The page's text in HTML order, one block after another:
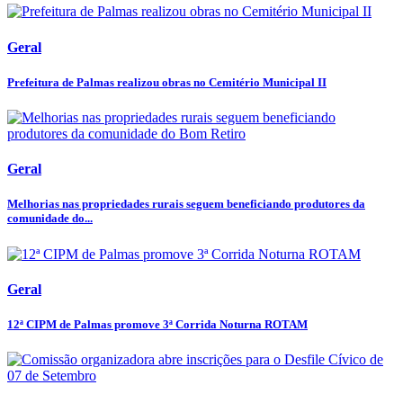
Geral
Prefeitura de Palmas realizou obras no Cemitério Municipal II
Geral
Melhorias nas propriedades rurais seguem beneficiando produtores da
comunidade do...
Geral
12ª CIPM de Palmas promove 3ª Corrida Noturna ROTAM